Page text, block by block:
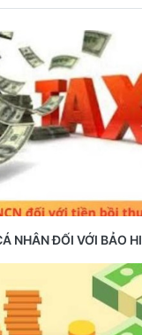
NHÂN ĐỐI VỚI BẢO